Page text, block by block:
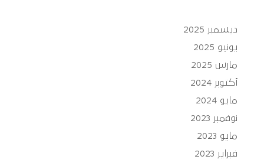
ديسمبر 2025
يونيو 2025
مارس 2025
أكتوبر 2024
مايو 2024
نوفمبر 2023
مايو 2023
فبراير 2023